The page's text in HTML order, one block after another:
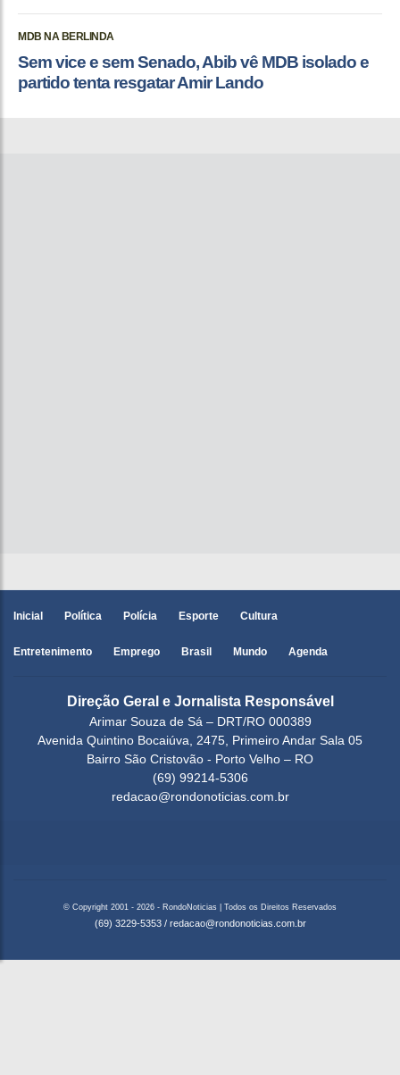
MDB NA BERLINDA
Sem vice e sem Senado, Abib vê MDB isolado e
partido tenta resgatar Amir Lando
Inicial Política Polícia Esporte Cultura
Entretenimento Emprego Brasil Mundo Agenda
Direção Geral e Jornalista Responsável
Arimar Souza de Sá – DRT/RO 000389
Avenida Quintino Bocaiúva, 2475, Primeiro Andar Sala 05
Bairro São Cristovão - Porto Velho – RO
(69) 99214-5306
redacao@rondonoticias.com.br
© Copyright 2001 - 2026 - RondoNoticias | Todos os Direitos Reservados
(69) 3229-5353 / redacao@rondonoticias.com.br